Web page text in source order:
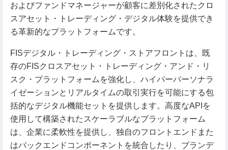
およびファンドマネージャーが顧客に差別化されたクロ
スアセット・トレーディング・デジタル体験を提供でき
る革新的なプラットフォームです。
FISデジタル・トレーディング・ストアフロントは、既
存のFISクロスアセット・トレーディング・アンド・リ
スク・プラットフォームを強化し、ハイパーパーソナラ
イゼーションとリアルタイムの取引実行を可能にする包
括的なデジタル機能セットを提供します。高度なAPIを
使用して構築されたスケーラブルなプラットフォーム
は、企業に柔軟性を提供し、独自のフロントエンドまた
はバックエンドコンポーネントを統合したり、ブランデ